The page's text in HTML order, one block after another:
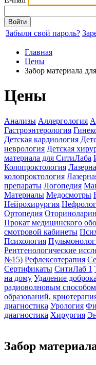
Забыли свой пароль?
Главная
Цены
Забор материала
Цены
Анализы Аллергология
Гастроэнтерология
Детская кардиология
неврология Детская
материала для СитиЛаба
Колопроктология
колопроктология
препараты Логопедия
Материалы Медосмотры
Нейрохирургия
Ортопедия
Прокат медицинского
смотровой кабинеты
Психология
Рентгенологические
№15) Рефлексотерапия
Сертификаты СитиЛаб 1
на дому Удаление
радиоволновым способом
образований,
диагностика Урология
диагностика Хирургия
Забор